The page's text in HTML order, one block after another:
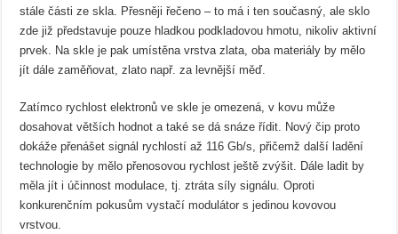
stále části ze skla. Přesněji řečeno – to má i ten současný, ale sklo
zde již představuje pouze hladkou podkladovou hmotu, nikoliv aktivní
prvek. Na skle je pak umístěna vrstva zlata, oba materiály by mělo
jít dále zaměňovat, zlato např. za levnější měď.
Zatímco rychlost elektronů ve skle je omezená, v kovu může
dosahovat větších hodnot a také se dá snáze řídit. Nový čip proto
dokáže přenášet signál rychlostí až 116 Gb/s, přičemž další ladění
technologie by mělo přenosovou rychlost ještě zvýšit. Dále ladit by
měla jít i účinnost modulace, tj. ztráta síly signálu. Oproti
konkurenčním pokusům vystačí modulátor s jedinou kovovou
vrstvou.